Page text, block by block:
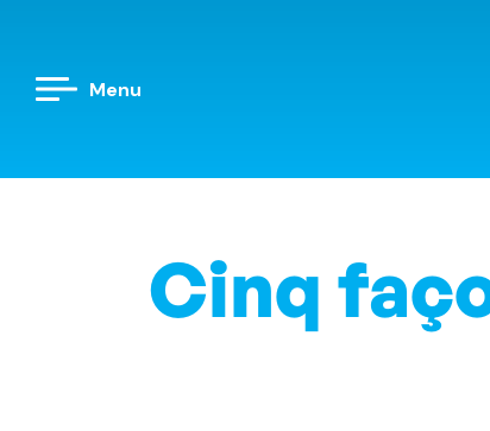
Menu
Cinq